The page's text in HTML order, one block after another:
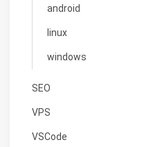
android
linux
windows
SEO
VPS
VSCode